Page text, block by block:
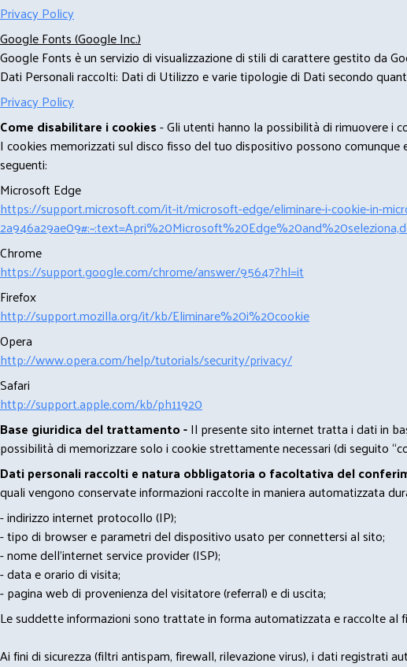
Privacy Policy
Google Fonts (Google Inc.)
Google Fonts è un servizio di visualizzazione di stili di carattere gestito da
Dati Personali raccolti: Dati di Utilizzo e varie tipologie di Dati secondo
Privacy Policy
Come disabilitare i cookies- Gli utenti hanno la possibilità di rimuovere i
I cookies memorizzati sul disco fisso del tuo dispositivo possono
seguenti:
Microsoft Edge
https://support.microsoft.com/it-it/microsoft-edge/eliminare-i-cookie-in-
Chrome
https://support.google.com/chrome/answer/95647?hl=it
Firefox
http://support.mozilla.org/it/kb/Eliminare%20i%20cookie
Opera
http://www.opera.com/help/tutorials/security/privacy/
Safari
http://support.apple.com/kb/ph11920
Base giuridica del trattamento -Il presente sito internet tratta i dati in
possibilità di memorizzare solo i cookie strettamente necessari (di seguito
Dati personali raccolti e natura obbligatoria o facoltativa del
quali vengono conservate informazioni raccolte in maniera automatizzata
- indirizzo internet protocollo (IP);
- tipo di browser e parametri del dispositivo usato per connettersi al sito;
- nome dell'internet service provider (ISP);
- data e orario di visita;
- pagina web di provenienza del visitatore (referral) e di uscita;
Le suddette informazioni sono trattate in forma automatizzata e raccolte
Ai fini di sicurezza (filtri antispam, firewall, rilevazione virus), i dati registrati